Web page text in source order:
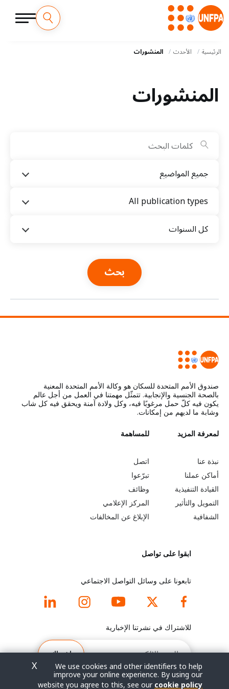
إلى
M
n
الرئيسية الأحدث المنشورات
المنشورات
جميع المواضيع
All publication types
كل السنوات
صندوق الأمم المتحدة للسكان هو وكالة الأمم المتحدة المعنية
بالصحة الجنسية والإنجابية. تتمثّل مهمتنا في العمل من أجل عالم
يكون فيه كلّ حمل مرغوبًا فيه، وكل ولادة آمنة ويحقق فيه كل شاب
وشابة ما لديهم من إمكانات.
L
e
a
r
n
o
لمعرفة المزيد
نبذة عنا
أماكن عملنا
القيادة التنفيذية
التمويل والتأثير
الشفافية
G
o
b
e
y
n
d
f
o
o
t
للمساهمة
اتصل
تبرّعوا
وظائف
المركز الإعلامي
الإبلاغ عن المخالفات
ابقوا على تواصل
تابعونا على وسائل التواصل الاجتماعي
للاشتراك في نشرتنا الإخبارية
البريد
الإلكتروني
اشتراك
We use cookies and other identifiers to help
improve your online experience. By using our
website you agree to this, see ourcookie policy
X